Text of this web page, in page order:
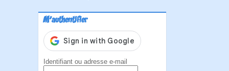
M'authentifier
Identifiant ou adresse e-mail